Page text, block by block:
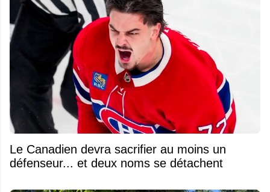
Le Canadien devra sacrifier au moins un
défenseur... et deux noms se détachent